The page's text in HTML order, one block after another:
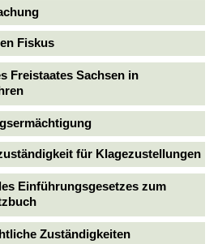
Fiskus
Freistaates Sachsen in
für Klagezustellungen
Einführungsgesetzes zum
Zuständigkeiten